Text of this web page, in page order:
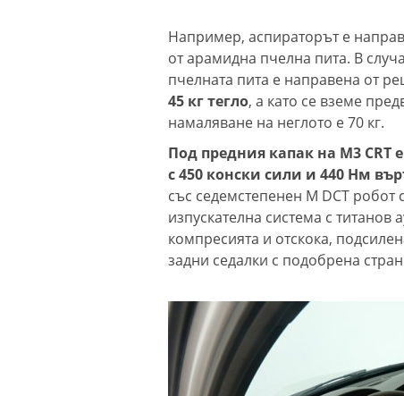
Например, аспираторът е
от арамидна пчелна пита. В
пчелната пита е направена от
45 кг тегло, а като се вземе
намаляване на неглото е 70 кг.
Под предния капак на M3 CRT
с 450 конски сили и 440 Нм
със седемстепенен M DCT
изпускателна система с
компресията и отскока,
задни седалки с подобрена